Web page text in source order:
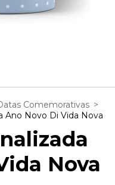
Comemorativas >
Ano Novo Di Vida Nova
Nova